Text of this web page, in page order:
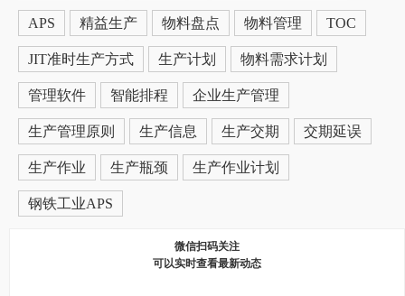
APS 精益生产 物料盘点 物料管理 TOC
JIT准时生产方式 生产计划 物料需求计划
管理软件 智能排程 企业生产管理
生产管理原则 生产信息 生产交期 交期延误
生产作业 生产瓶颈 生产作业计划
钢铁工业APS
微信扫码关注
可以实时查看最新动态